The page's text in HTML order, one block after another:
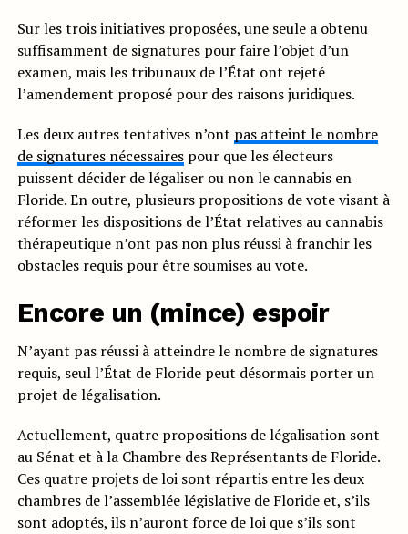
Sur les trois initiatives proposées, une seule a obtenu
suffisamment de signatures pour faire l’objet d’un
examen, mais les tribunaux de l’État ont rejeté
l’amendement proposé pour des raisons juridiques.
Les deux autres tentatives n’ont pas atteint le nombre
de signatures nécessairespour que les électeurs
puissent décider de légaliser ou non le cannabis en
Floride. En outre, plusieurs propositions de vote visant à
réformer les dispositions de l’État relatives au cannabis
thérapeutique n’ont pas non plus réussi à franchir les
obstacles requis pour être soumises au vote.
Encore un (mince) espoir
N’ayant pas réussi à atteindre le nombre de signatures
requis, seul l’État de Floride peut désormais porter un
projet de légalisation.
Actuellement, quatre propositions de légalisation sont
au Sénat et à la Chambre des Représentants de Floride.
Ces quatre projets de loi sont répartis entre les deux
chambres de l’assemblée législative de Floride et, s’ils
sont adoptés, ils n’auront force de loi que s’ils sont